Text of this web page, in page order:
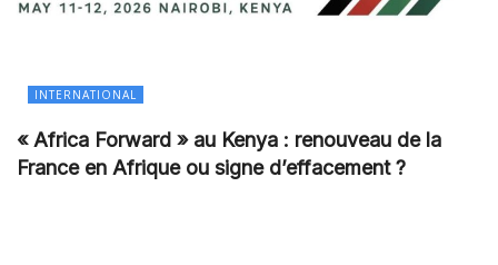
INTERNATIONAL
« Africa Forward » au Kenya : renouveau de la
France en Afrique ou signe d’effacement ?